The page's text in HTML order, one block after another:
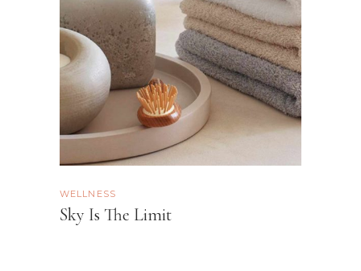
WELLNESS
Sky Is The Limit